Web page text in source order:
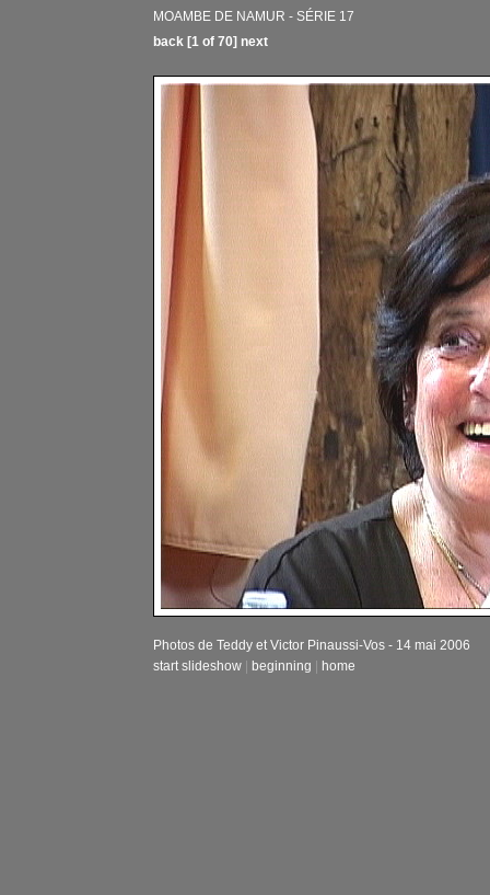
MOAMBE DE NAMUR - SÉRIE 17
back [1 of 70] next
Photos de Teddy et Victor Pinaussi-Vos - 14 mai 2006
start slideshow
beginning home